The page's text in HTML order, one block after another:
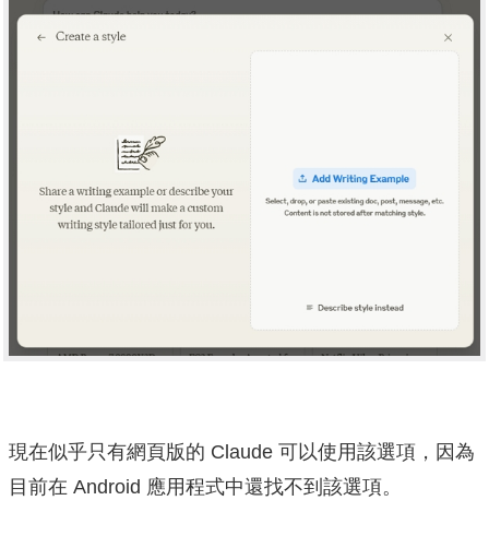
現在似乎只有網頁版的 Claude 可以使用該選項，因為
目前在 Android 應用程式中還找不到該選項。